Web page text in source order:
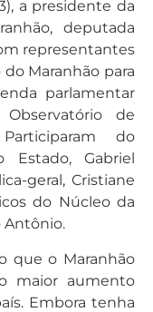
a presidente da
deputada
representantes
Maranhão para
parlamentar
de
do
Gabriel
geral, Cristiane
do Núcleo da
Antônio.
que o Maranhão
maior aumento
Embora tenha